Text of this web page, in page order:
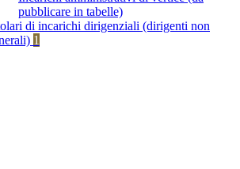
pubblicare in tabelle)
di incarichi dirigenziali (dirigenti non
1